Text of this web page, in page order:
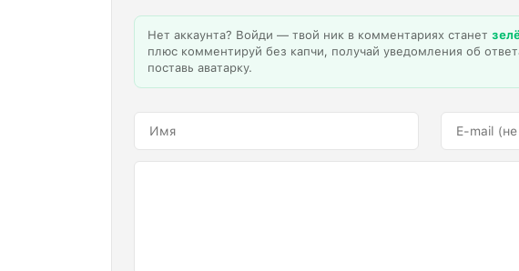
Нет аккаунта? Войди — твой ник в комментариях станет
плюс комментируй без капчи, получай уведомления об
поставь аватарку.